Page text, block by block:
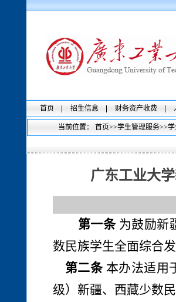
首页 招生信息 财务资产收费
当前位置： 首页>>学生管理服务>>
广东工业大
第一条 为鼓励新
数民族学生全面综合
第二条 本办法适用
级）新疆、西藏少数民